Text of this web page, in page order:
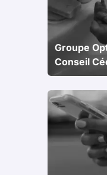
Groupe
Conseil